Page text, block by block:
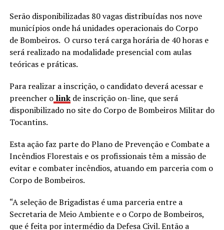
Serão disponibilizadas 80 vagas distribuídas nos nove
municípios onde há unidades operacionais do Corpo
de Bombeiros. O curso terá carga horária de 40 horas e
será realizado na modalidade presencial com aulas
teóricas e práticas.
Para realizar a inscrição, o candidato deverá acessar e
preencher o linkde inscrição on-line, que será
disponibilizado no site do Corpo de Bombeiros Militar do
Tocantins.
Esta ação faz parte do Plano de Prevenção e Combate a
Incêndios Florestais e os profissionais têm a missão de
evitar e combater incêndios, atuando em parceria com o
Corpo de Bombeiros.
“A seleção de Brigadistas é uma parceria entre a
Secretaria de Meio Ambiente e o Corpo de Bombeiros,
que é feita por intermédio da Defesa Civil. Então a